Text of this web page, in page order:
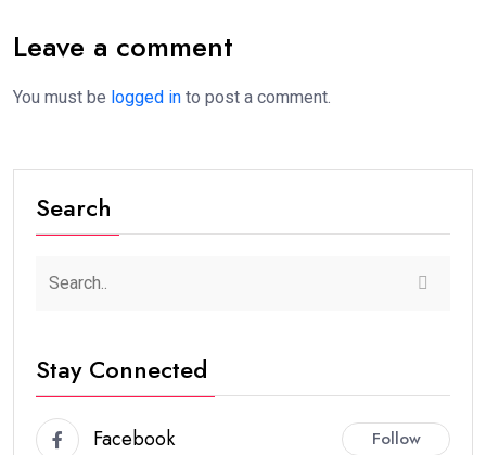
Leave a comment
You must be logged in to post a comment.
Search
Stay Connected
Facebook Follow